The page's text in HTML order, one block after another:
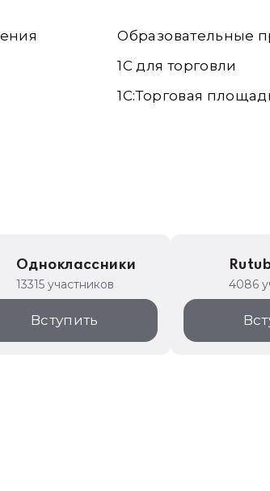
Образовательные
1С для торговли
1С:Торговая
Одноклассники
13315 участников
Вступить
4086